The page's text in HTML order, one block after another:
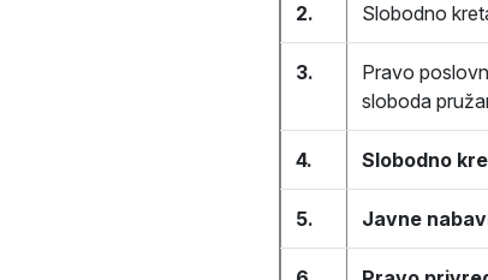
2. Slobodno
3.
Pravo
sloboda
4. Slobodno
5. Javne